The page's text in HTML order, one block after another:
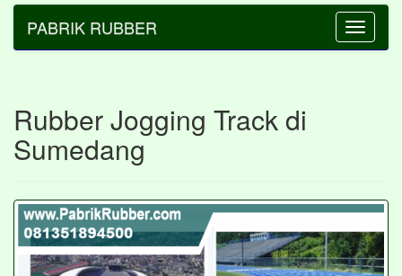
Toggle
PABRIK RUBBER
Rubber Jogging Track di
Sumedang